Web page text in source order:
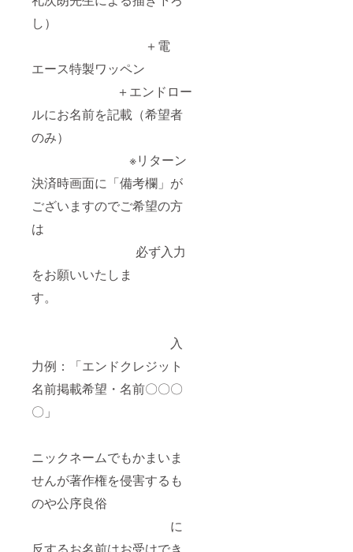
し）
＋電
エース特製ワッペン
＋エンドロー
ルにお名前を記載（希望者
のみ）
※リターン
決済時画面に「備考欄」が
ございますのでご希望の方
は
必ず入力
をお願いいたしま
す。
入
力例：「エンドクレジット
名前掲載希望・名前〇〇〇
〇」
ニックネームでもかまいま
せんが著作権を侵害するも
のや公序良俗
に